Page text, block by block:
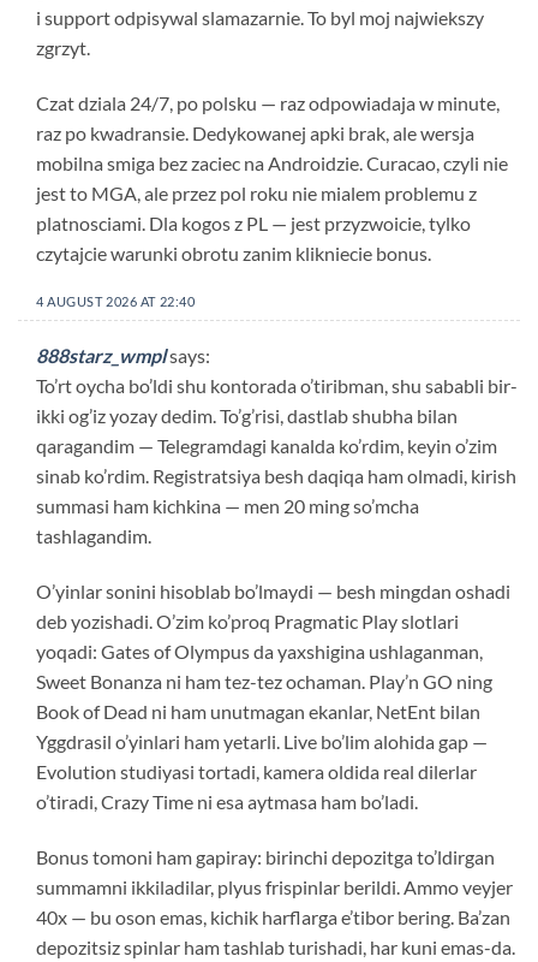
i support odpisywal slamazarnie. To byl moj najwiekszy
zgrzyt.
Czat dziala 24/7, po polsku — raz odpowiadaja w minute,
raz po kwadransie. Dedykowanej apki brak, ale wersja
mobilna smiga bez zaciec na Androidzie. Curacao, czyli nie
jest to MGA, ale przez pol roku nie mialem problemu z
platnosciami. Dla kogos z PL — jest przyzwoicie, tylko
czytajcie warunki obrotu zanim klikniecie bonus.
4 AUGUST 2026 AT 22:40
888starz_wmplsays:
To’rt oycha bo’ldi shu kontorada o’tiribman, shu sababli bir-
ikki og’iz yozay dedim. To’g’risi, dastlab shubha bilan
qaragandim — Telegramdagi kanalda ko’rdim, keyin o’zim
sinab ko’rdim. Registratsiya besh daqiqa ham olmadi, kirish
summasi ham kichkina — men 20 ming so’mcha
tashlagandim.
O’yinlar sonini hisoblab bo’lmaydi — besh mingdan oshadi
deb yozishadi. O’zim ko’proq Pragmatic Play slotlari
yoqadi: Gates of Olympus da yaxshigina ushlaganman,
Sweet Bonanza ni ham tez-tez ochaman. Play’n GO ning
Book of Dead ni ham unutmagan ekanlar, NetEnt bilan
Yggdrasil o’yinlari ham yetarli. Live bo’lim alohida gap —
Evolution studiyasi tortadi, kamera oldida real dilerlar
o’tiradi, Crazy Time ni esa aytmasa ham bo’ladi.
Bonus tomoni ham gapiray: birinchi depozitga to’ldirgan
summamni ikkiladilar, plyus frispinlar berildi. Ammo veyjer
40x — bu oson emas, kichik harflarga e’tibor bering. Ba’zan
depozitsiz spinlar ham tashlab turishadi, har kuni emas-da.